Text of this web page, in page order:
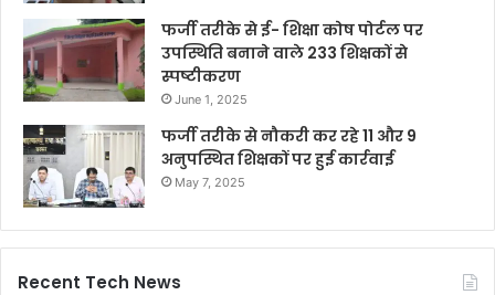
फर्जी तरीके से ई- शिक्षा कोष पोर्टल पर
उपस्थिति बनाने वाले 233 शिक्षकों से
स्पष्टीकरण
June 1, 2025
फर्जी तरीके से नौकरी कर रहे 11 और 9
अनुपस्थित शिक्षकों पर हुई कार्रवाई
May 7, 2025
Recent Tech News